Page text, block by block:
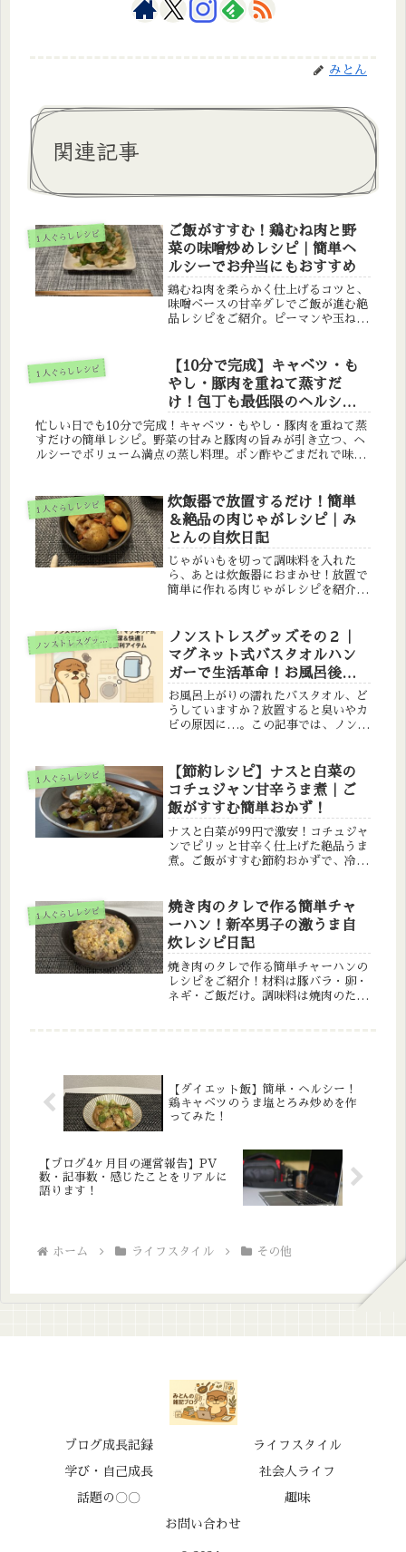
みとん
関連記事
１人ぐらしレシピ
ご飯がすすむ！鶏むね肉と野
菜の味噌炒めレシピ｜簡単ヘ
ルシーでお弁当にもおすすめ
鶏むね肉を柔らかく仕上げるコツと、
味噌ベースの甘辛ダレでご飯が進む絶
品レシピをご紹介。ピーマンや玉ね
ご飯やお弁当にもおすすめです。
１人ぐらしレシピ
【10分で完成】キャベツ・も
やし・豚肉を重ねて蒸すだ
け！包丁も最低限のヘルシー
蒸しレシピ
忙しい日でも10分で完成！キャベツ・もやし・豚肉を重ねて蒸
すだけの簡単レシピ。野菜の甘みと豚肉の旨みが引き立つ、ヘ
ルシーでボリューム満点の蒸し料理。ポン酢やごまだれで味変
１人ぐらしレシピ
炊飯器で放置するだけ！簡単
＆絶品の肉じゃがレシピ｜み
とんの自炊日記
じゃがいもを切って調味料を入れた
ら、あとは炊飯器におまかせ！放置で
簡単に作れる肉じゃがレシピを紹介。
ノ
ノンストレスグッズその２｜
マグネット式バスタオルハン
ガーで生活革命！お風呂後
の“臭い・干す場所がない問
題”を解決！
お風呂上がりの濡れたバスタオル、ど
うしていますか？放置すると臭いやカ
ビの原因に…。この記事では、ノンス
衣所でも使える、省スペース＆清潔を
保つ便利アイテムです。
１人ぐらしレシピ
【節約レシピ】ナスと白菜の
コチュジャン甘辛うま煮｜ご
飯がすすむ簡単おかず！
ナスと白菜が99円で激安！コチュジャ
ンでピリッと甘辛く仕上げた絶品うま
煮。ご飯がすすむ節約おかずで、冷蔵
１人ぐらしレシピ
焼き肉のタレで作る簡単チャ
ーハン！新卒男子の激うま自
炊レシピ日記
焼き肉のタレで作る簡単チャーハンの
レシピをご紹介！材料は豚バラ・卵・
ネギ・ご飯だけ。調味料は焼肉のたれ
【ダイエット飯】簡単・ヘルシー！
鶏キャベツのうま塩とろみ炒めを作
ってみた！
【ブログ4ヶ月目の運営報告】PV
数・記事数・感じたことをリアルに
語ります！
ホーム ライフスタイル その他
ブログ成長記録 ライフスタイル
学び・自己成長 社会人ライフ
話題の〇〇 趣味
お問い合わせ